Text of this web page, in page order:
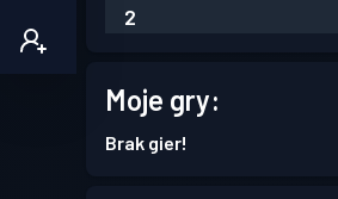
2
Przepustka bojowa
Moje gry:
Brak gier!